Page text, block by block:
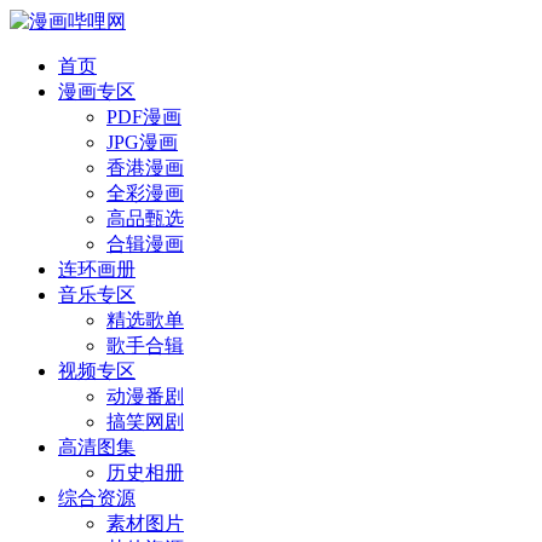
首页
漫画专区
PDF漫画
JPG漫画
香港漫画
全彩漫画
高品甄选
合辑漫画
连环画册
音乐专区
精选歌单
歌手合辑
视频专区
动漫番剧
搞笑网剧
高清图集
历史相册
综合资源
素材图片